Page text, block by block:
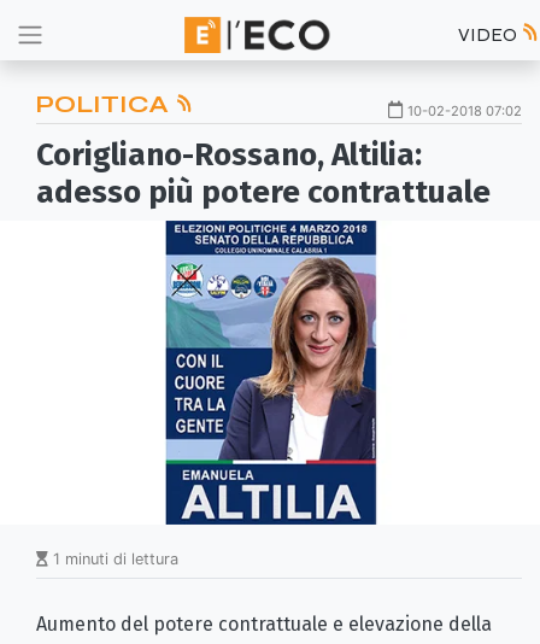
VIDEO
POLITICA 10-02-2018 07:02
Corigliano-Rossano, Altilia:
adesso più potere contrattuale
1 minuti di lettura
Aumento del potere contrattuale e elevazione della